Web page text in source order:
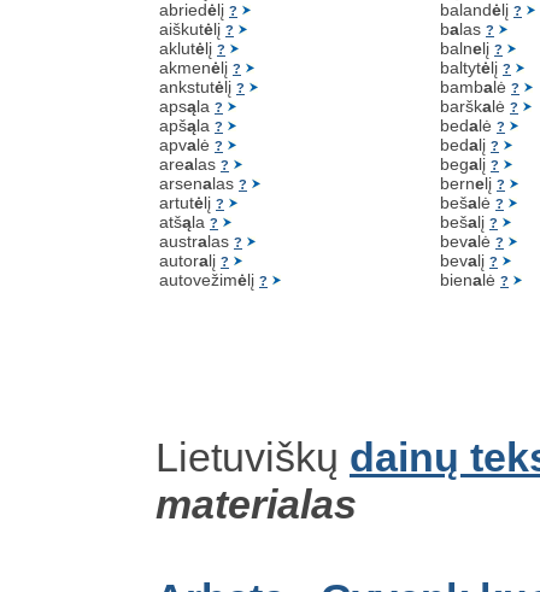
abriedėlį ?
aiškutėlį ?
aklutėlį ?
akmenėlį ?
ankstutėlį ?
apsąla ?
apšąla ?
apvalė ?
arealas ?
arsenalas ?
artutėlį ?
atšąla ?
australas ?
autoralį ?
autovežimėlį ?
balandėlį ?
balas ?
balnelį ?
baltytėlį ?
bambalė ?
barškalė ?
bedalė ?
bedalį ?
begalį ?
bernelį ?
bešalė ?
bešalį ?
bevalė ?
bevalį ?
bienalė ?
Lietuviškų dainų
materialas